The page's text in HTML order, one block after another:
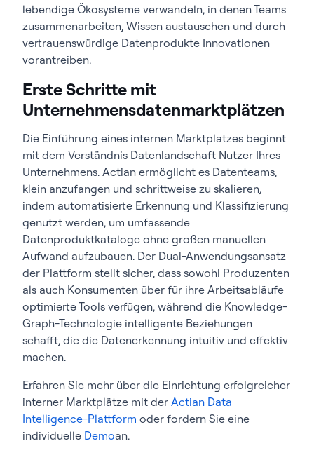
lebendige Ökosysteme verwandeln, in denen Teams
zusammenarbeiten, Wissen austauschen und durch
vertrauenswürdige Datenprodukte Innovationen
vorantreiben.
Erste Schritte mit
Unternehmensdatenmarktplätzen
Die Einführung eines internen Marktplatzes beginnt
mit dem Verständnis Datenlandschaft Nutzer Ihres
Unternehmens. Actian ermöglicht es Datenteams,
klein anzufangen und schrittweise zu skalieren,
indem automatisierte Erkennung und Klassifizierung
genutzt werden, um umfassende
Datenproduktkataloge ohne großen manuellen
Aufwand aufzubauen. Der Dual-Anwendungsansatz
der Plattform stellt sicher, dass sowohl Produzenten
als auch Konsumenten über für ihre Arbeitsabläufe
optimierte Tools verfügen, während die Knowledge-
Graph-Technologie intelligente Beziehungen
schafft, die die Datenerkennung intuitiv und effektiv
machen.
Erfahren Sie mehr über die Einrichtung erfolgreicher
interner Marktplätze mit der Actian Data
Intelligence-Plattform oder fordern Sie eine
individuelle Demoan.